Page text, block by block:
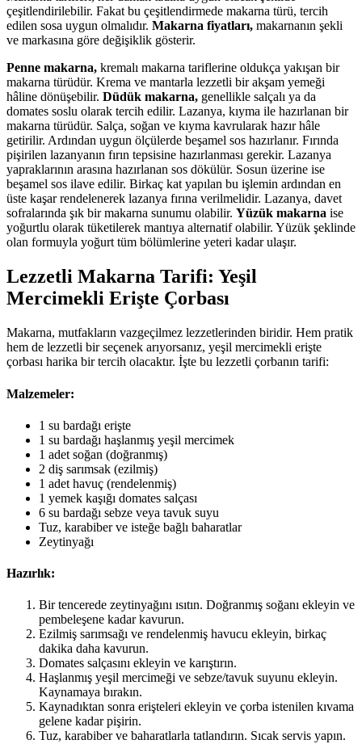
çeşitlendirilebilir. Fakat bu çeşitlendirmede makarna türü, tercih
edilen sosa uygun olmalıdır. Makarna fiyatları, makarnanın şekli
ve markasına göre değişiklik gösterir.
Penne makarna, kremalı makarna tariflerine oldukça yakışan bir
makarna türüdür. Krema ve mantarla lezzetli bir akşam yemeği
hâline dönüşebilir. Düdük makarna, genellikle salçalı ya da
domates soslu olarak tercih edilir. Lazanya, kıyma ile hazırlanan bir
makarna türüdür. Salça, soğan ve kıyma kavrularak hazır hâle
getirilir. Ardından uygun ölçülerde beşamel sos hazırlanır. Fırında
pişirilen lazanyanın fırın tepsisine hazırlanması gerekir. Lazanya
yapraklarının arasına hazırlanan sos dökülür. Sosun üzerine ise
beşamel sos ilave edilir. Birkaç kat yapılan bu işlemin ardından en
üste kaşar rendelenerek lazanya fırına verilmelidir. Lazanya, davet
sofralarında şık bir makarna sunumu olabilir. Yüzük makarna ise
yoğurtlu olarak tüketilerek mantıya alternatif olabilir. Yüzük şeklinde
olan formuyla yoğurt tüm bölümlerine yeteri kadar ulaşır.
Lezzetli Makarna Tarifi: Yeşil
Mercimekli Erişte Çorbası
Makarna, mutfakların vazgeçilmez lezzetlerinden biridir. Hem pratik
hem de lezzetli bir seçenek arıyorsanız, yeşil mercimekli erişte
çorbası harika bir tercih olacaktır. İşte bu lezzetli çorbanın tarifi:
Malzemeler:
1 su bardağı erişte
1 su bardağı haşlanmış yeşil mercimek
1 adet soğan (doğranmış)
2 diş sarımsak (ezilmiş)
1 adet havuç (rendelenmiş)
1 yemek kaşığı domates salçası
6 su bardağı sebze veya tavuk suyu
Tuz, karabiber ve isteğe bağlı baharatlar
Zeytinyağı
Hazırlık:
Bir tencerede zeytinyağını ısıtın. Doğranmış soğanı ekleyin ve
pembeleşene kadar kavurun.
Ezilmiş sarımsağı ve rendelenmiş havucu ekleyin, birkaç
dakika daha kavurun.
Domates salçasını ekleyin ve karıştırın.
Haşlanmış yeşil mercimeği ve sebze/tavuk suyunu ekleyin.
Kaynamaya bırakın.
Kaynadıktan sonra erişteleri ekleyin ve çorba istenilen kıvama
gelene kadar pişirin.
Tuz, karabiber ve baharatlarla tatlandırın. Sıcak servis yapın.